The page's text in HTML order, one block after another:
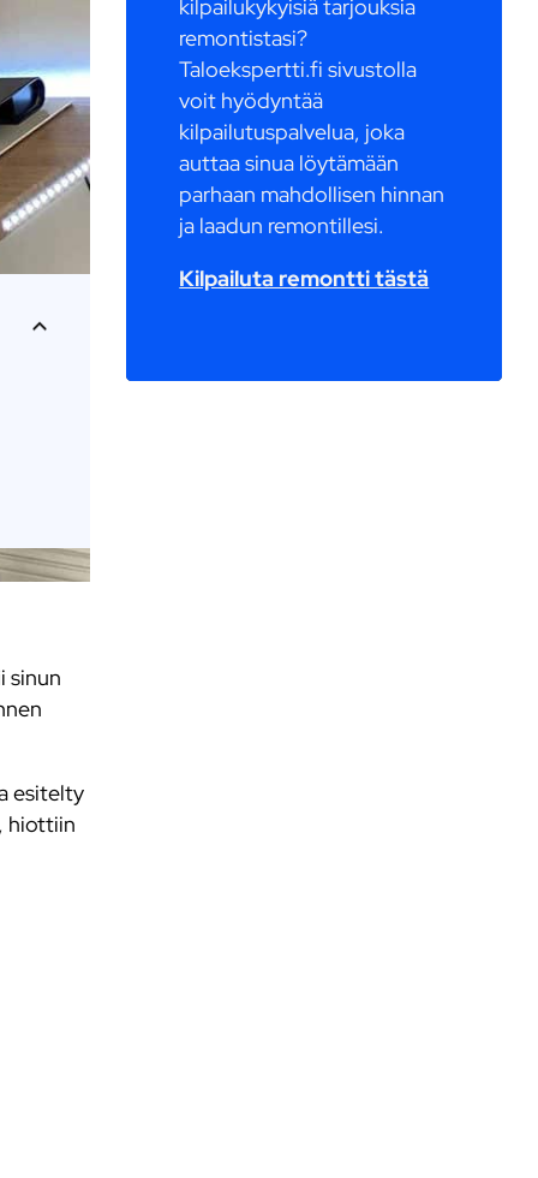
sinun
esitelty
hiottiin
kilpailukykyisiä tarjouksia
remontistasi?
Taloekspertti.fi sivustolla
voit hyödyntää
kilpailutuspalvelua, joka
auttaa sinua löytämään
parhaan mahdollisen hinnan
ja laadun remontillesi.
Kilpailuta remontti tästä